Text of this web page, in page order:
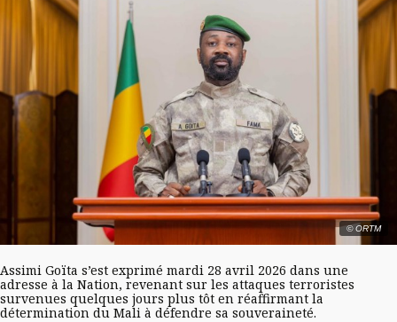
© ORTM
Assimi Goïta s’est exprimé mardi 28 avril 2026 dans une
adresse à la Nation, revenant sur les attaques terroristes
survenues quelques jours plus tôt en réaffirmant la
détermination du Mali à défendre sa souveraineté.